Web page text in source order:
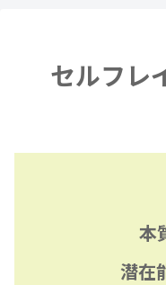
セルフレ
本
潜在